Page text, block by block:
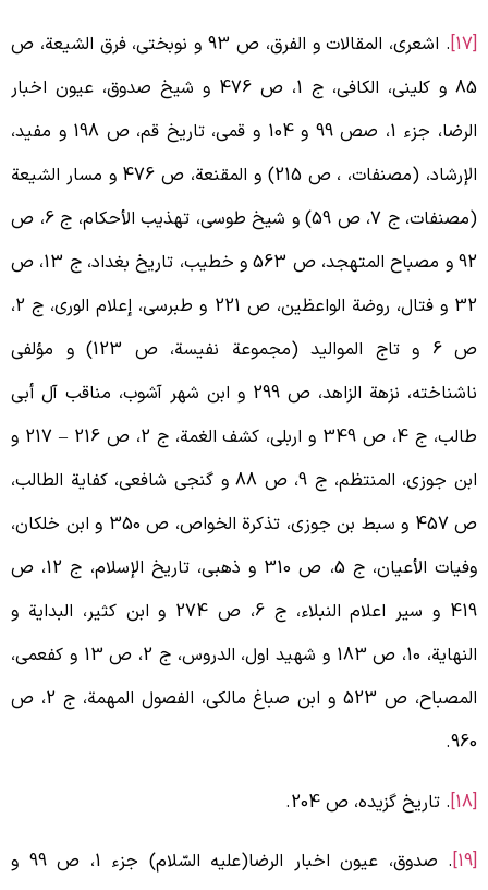
. اشعری، المقالات و الفرق، ص 93 و نوبختی، فرق الشیعة، ص
85 و کلینی، الکافی، ج 1، ص 476 و شیخ صدوق، عیون اخبار
الرضا، جزء 1، صص 99 و 104 و قمی، تاریخ قم، ص 198 و مفید،
(مصنفات،
، ص 215) و المقنعة، ص 476 و مسار الشیعة
(مصنفات، ج 7، ص 59) و شیخ طوسی، تهذیب الأحکام، ج 6، ص
92 و مصباح المتهجد، ص 563 و خطیب، تاریخ بغداد، ج 13، ص
ص 6 و تاج الموالید (مجموعة نفیسة، ص 123) و مؤلفی
ناشناخته، نزهة الزاهد، ص 299 و ابن شهر آشوب، مناقب آل أبی
ج 4، ص 349 و اربلی، کشف الغمة، ج 2، ص 216
–
217 و
ابن جوزی، المنتظم، ج 9، ص 88 و گنجی شافعی، کفایة الطالب،
ص 457 و سبط بن جوزی، تذکرة الخواص، ص 350 و ابن خلکان،
وفیات الأعیان، ج 5، ص 310 و ذهبی، تاریخ الإسلام، ج 12، ص
419 و سیر اعلام النبلاء، ج 6، ص 274 و ابن کثیر، البدایة و
النهایة، 10، ص 183 و شهید اول، الدروس، ج 2، ص 13 و کفعمی،
المصباح، ص 523 و ابن صباغ مالکی، الفصول المهمة، ج 2، ص
. تاریخ گزیده، ص 204.
. صدوق، عیون اخبار الرضا(علیه السّلام) جزء 1، ص 99 و